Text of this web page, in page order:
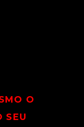
O
SEU